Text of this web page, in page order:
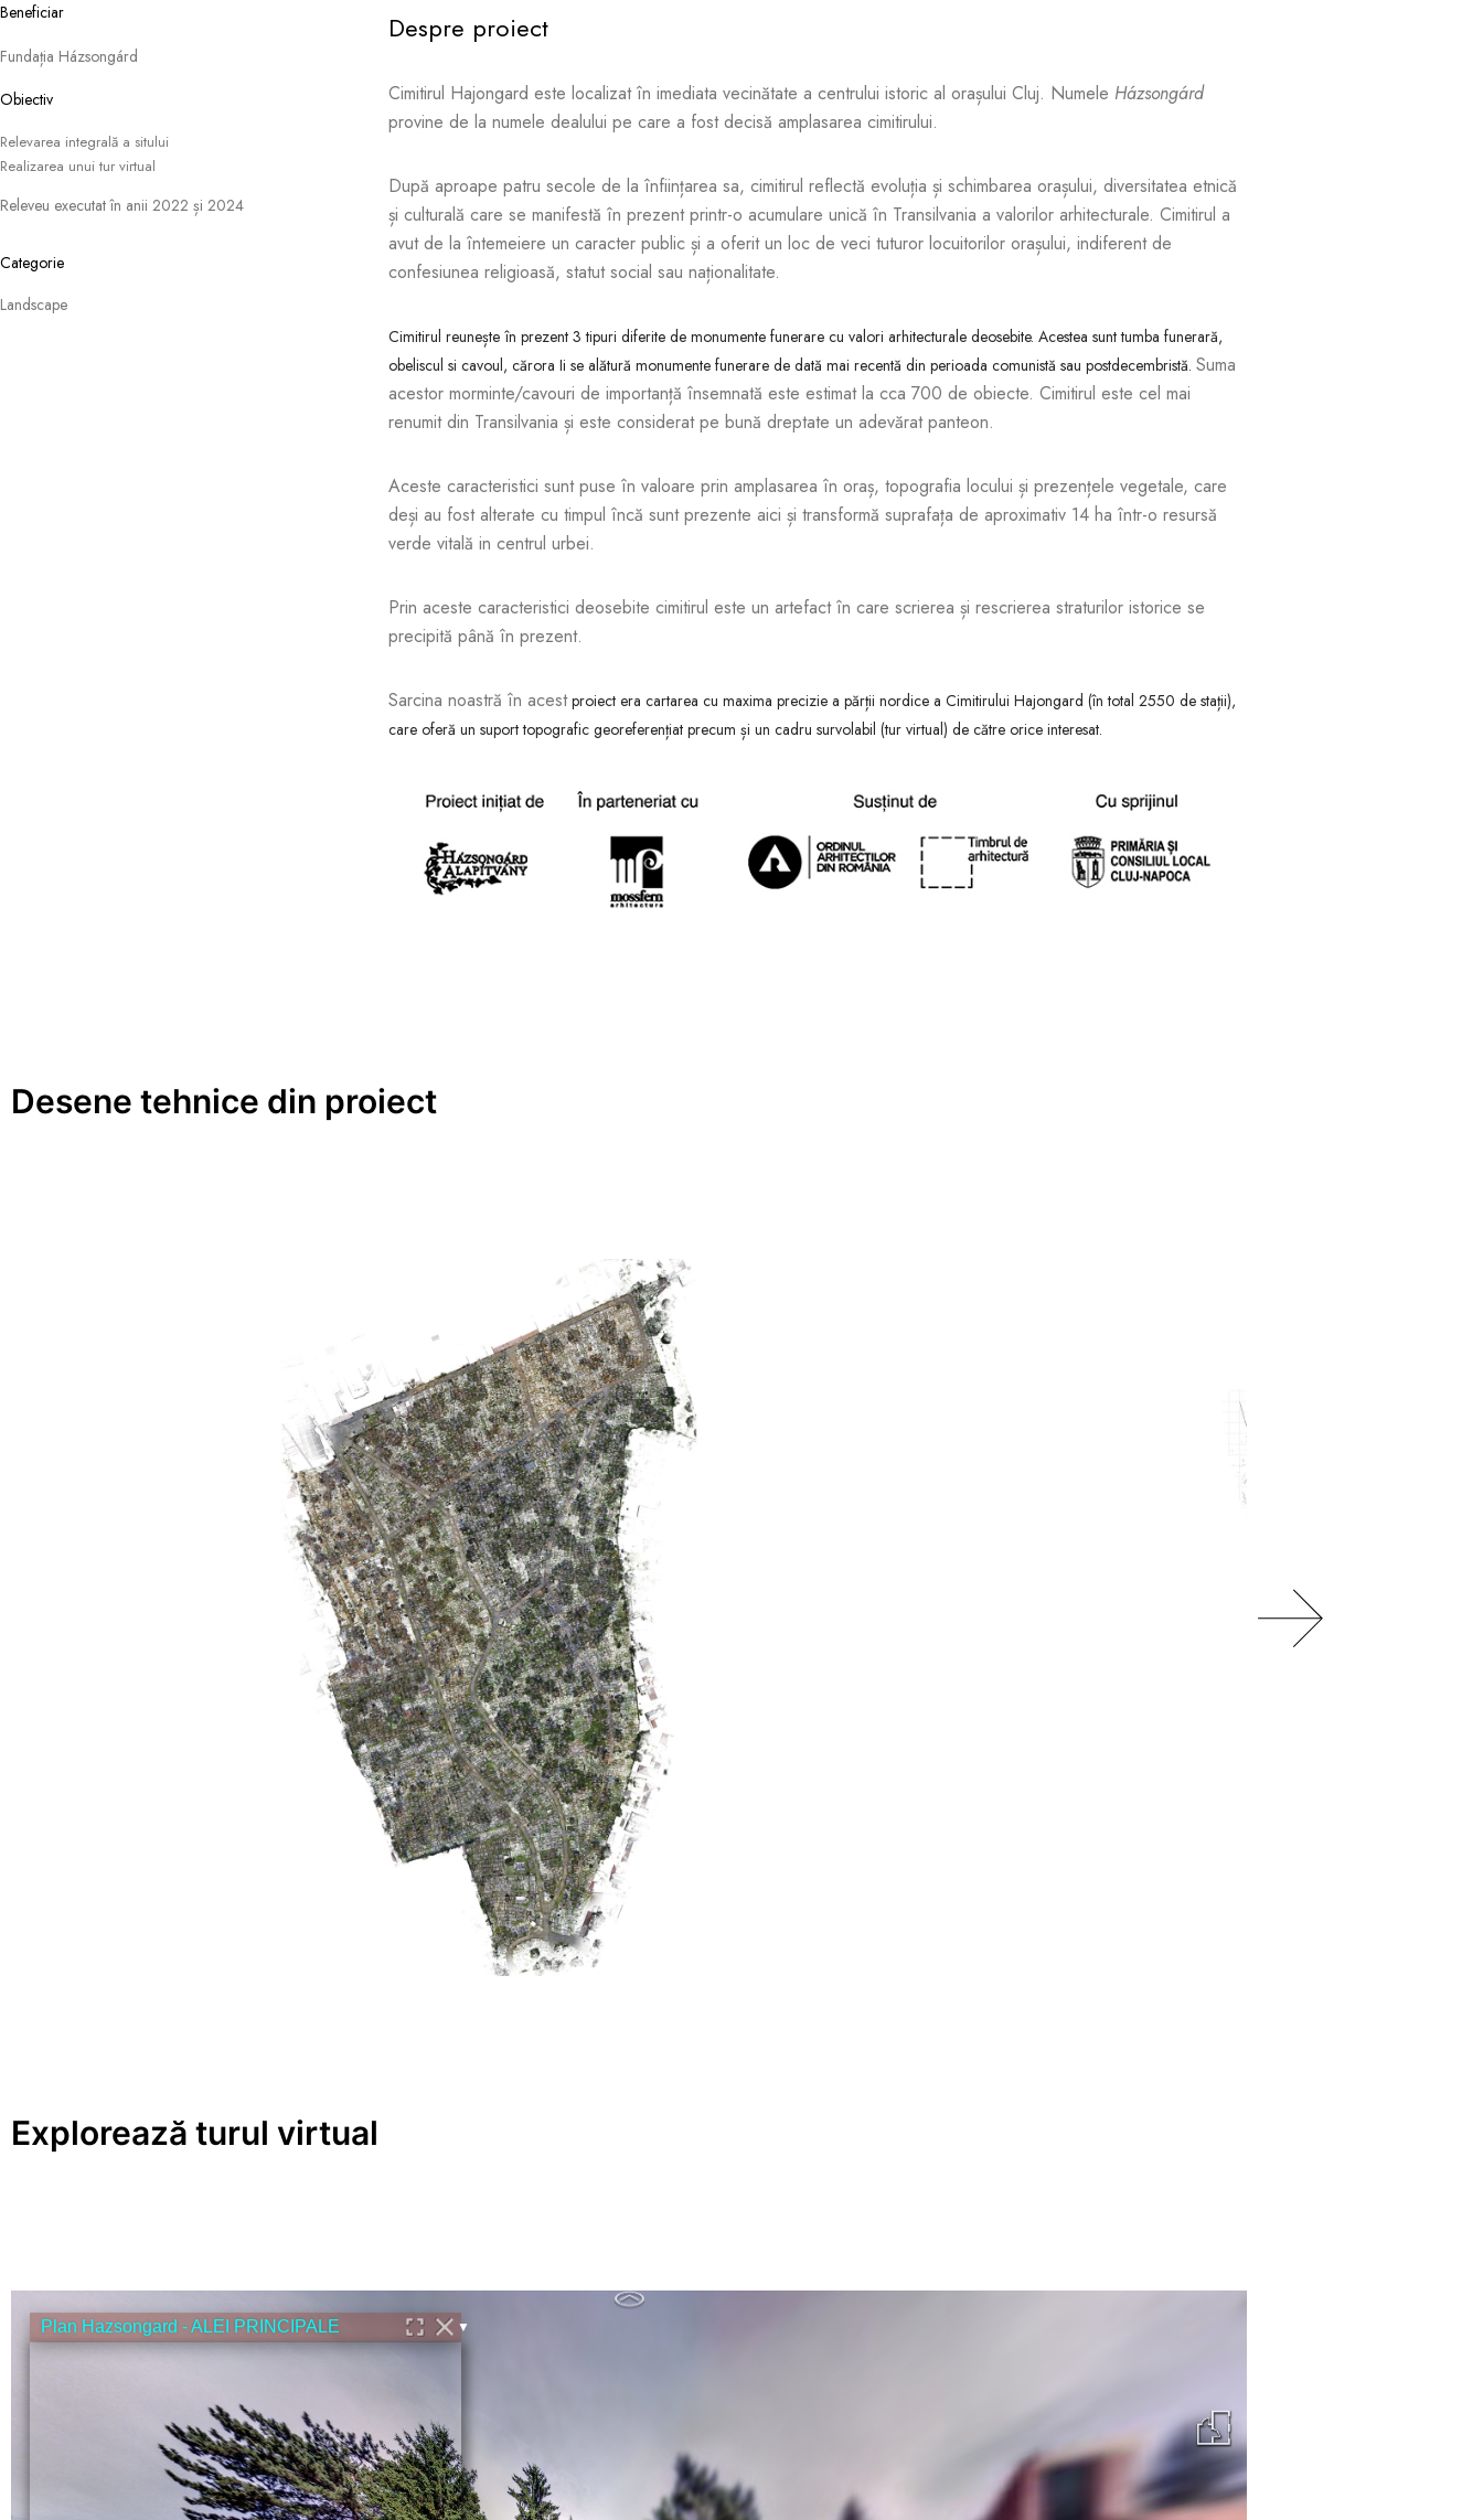
Beneficiar
Fundația Házsongárd
Obiectiv
Relevarea integrală a sitului
Realizarea unui tur virtual
Releveu executat în anii 2022 și 2024
Categorie
Landscape
Despre proiect
Cimitirul Hajongard este localizat în imediata vecinătate a centrului istoric al orașului Cluj. Numele Házsongárd
provine de la numele dealului pe care a fost decisă amplasarea cimitirului.
După aproape patru secole de la înființarea sa, cimitirul reflectă evoluția și schimbarea orașului, diversitatea etnică
și culturală care se manifestă în prezent printr-o acumulare unică în Transilvania a valorilor arhitecturale. Cimitirul a
avut de la întemeiere un caracter public și a oferit un loc de veci tuturor locuitorilor orașului, indiferent de
confesiunea religioasă, statut social sau naționalitate.
Cimitirul reunește în prezent 3 tipuri diferite de monumente funerare cu valori arhitecturale deosebite. Acestea sunt tumba funerară,
obeliscul si cavoul, cărora Ii se alătură monumente funerare de dată mai recentă din perioada comunistă sau postdecembristă. Suma
acestor morminte/cavouri de importanță însemnată este estimat la cca 700 de obiecte. Cimitirul este cel mai
renumit din Transilvania și este considerat pe bună dreptate un adevărat panteon.
Aceste caracteristici sunt puse în valoare prin amplasarea în oraș, topografia locului și prezențele vegetale, care
deși au fost alterate cu timpul încă sunt prezente aici și transformă suprafața de aproximativ 14 ha într-o resursă
verde vitală in centrul urbei.
Prin aceste caracteristici deosebite cimitirul este un artefact în care scrierea și rescrierea straturilor istorice se
precipită până în prezent.
Sarcina noastră în acestproiect era cartarea cu maxima precizie a părții nordice a Cimitirului Hajongard (în total 2550 de stații),
care oferă un suport topografic georeferențiat precum și un cadru survolabil (tur virtual) de către orice interesat.
Desene tehnice din proiect
Explorează turul virtual